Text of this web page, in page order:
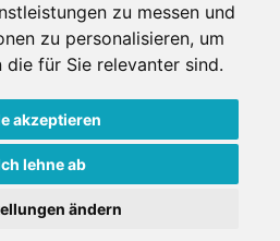
zu messen und
zu personalisieren, um
für Sie relevanter sind.
akzeptieren
lehne ab
ändern